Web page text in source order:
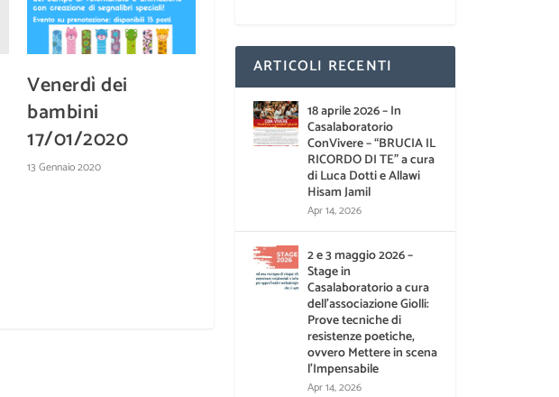
Venerdì dei
bambini
17/01/2020
13 Gennaio 2020
ARTICOLI RECENTI
18 aprile 2026 – In
Casalaboratorio
ConVivere – “BRUCIA IL
RICORDO DI TE” a cura
di Luca Dotti e Allawi
Hisam Jamil
Apr 14, 2026
2 e 3 maggio 2026 –
Stage in
Casalaboratorio a cura
dell’associazione Giolli:
Prove tecniche di
resistenze poetiche,
ovvero Mettere in scena
l’Impensabile
Apr 14, 2026